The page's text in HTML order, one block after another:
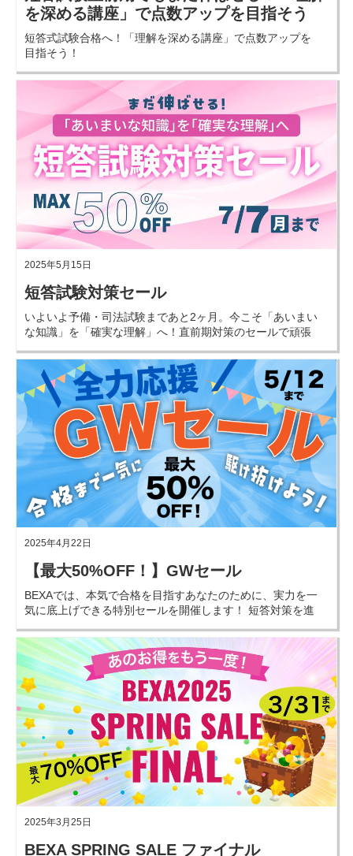
を深める講座」で点数アップを目指そう
短答式試験合格へ！「理解を深める講座」で点数アップを
目指そう！
2025年5月15日
短答試験対策セール
いよいよ予備・司法試験まであと2ヶ月。今こそ「あいまい
な知識」を「確実な理解」へ！直前期対策のセールで頑張
2025年4月22日
【最大50%OFF！】GWセール
BEXAでは、本気で合格を目指すあなたのために、実力を一
気に底上げできる特別セールを開催します！ 短答対策を進
ギアを加速させましょう！
2025年3月25日
BEXA SPRING SALE ファイナル